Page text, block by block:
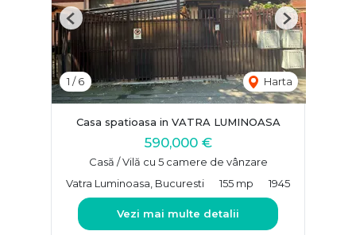
1 /6 Harta
Previous Next
Casa spatioasa in VATRA LUMINOASA
590,000 €
Casă / Vilă cu 5 camere de vânzare
Vatra Luminoasa, Bucuresti
155 mp 1945
Vezi mai multe detalii